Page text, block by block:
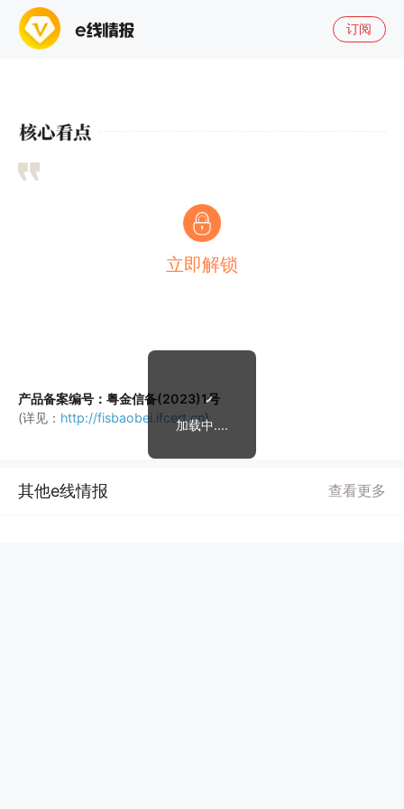
订阅
立即解锁
产品备案编号：粤金信备(2023)1号
(详见： http://fisbaobei.ifcert.cn)
其他e线情报 查看更多
加载中....